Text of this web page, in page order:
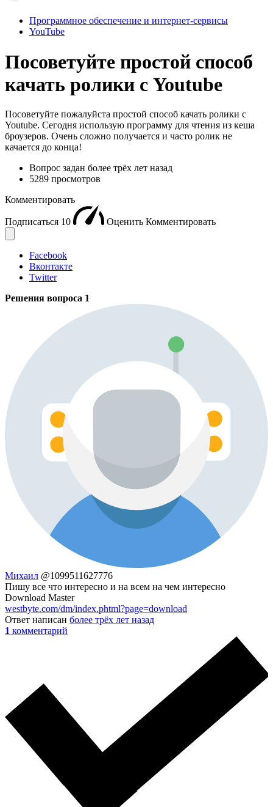
Программное обеспечение и интернет-сервисы
YouTube
Посоветуйте простой способ
качать ролики с Youtube
Посоветуйте пожалуйста простой способ качать ролики с
Youtube. Сегодня использую программу для чтения из кеша
броузеров. Очень сложно получается и часто ролик не
качается до конца!
Вопрос задан более трёх лет назад
5289 просмотров
Комментировать
Подписаться 10 Оценить Комментировать
Facebook
Вконтакте
Twitter
Решения вопроса 1
Михаил @1099511627776
Пишу все что интересно и на всем на чем интересно
Download Master
westbyte.com/dm/index.phtml?page=download
Ответ написан более трёх лет назад
1 комментарий